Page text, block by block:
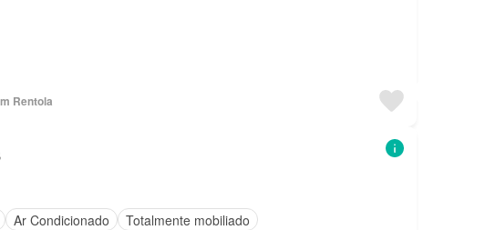
Rentola
Ar Condicionado Totalmente mobiliado